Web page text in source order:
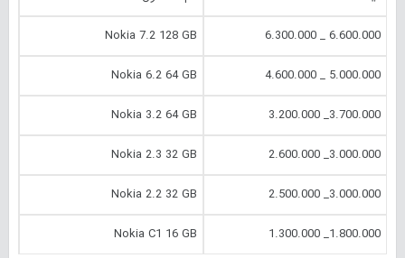
6.600.000 _ 6.300.000
Nokia 7.2 128 GB
5.000.000 _ 4.600.000
Nokia 6.2 64 GB
3.700.000_ 3.200.000
Nokia 3.2 64 GB
3.000.000_ 2.600.000
Nokia 2.3 32 GB
3.000.000_ 2.500.000
Nokia 2.2 32 GB
1.800.000_ 1.300.000
Nokia C1 16 GB